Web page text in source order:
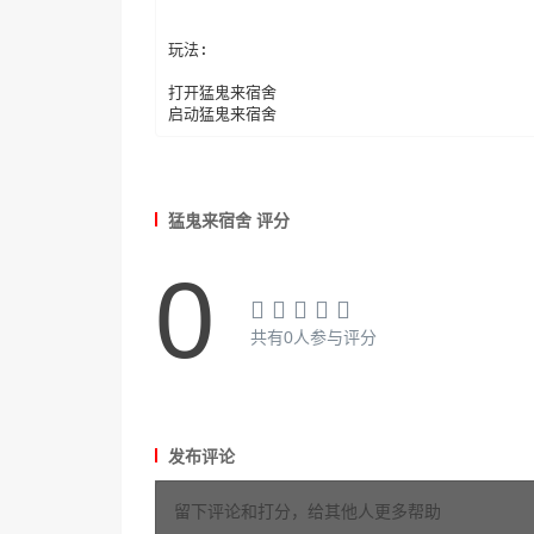
玩法:
打开猛鬼来宿舍
启动猛鬼来宿舍
猛鬼来宿舍 评分
0 共有0人参与评分
发布评论